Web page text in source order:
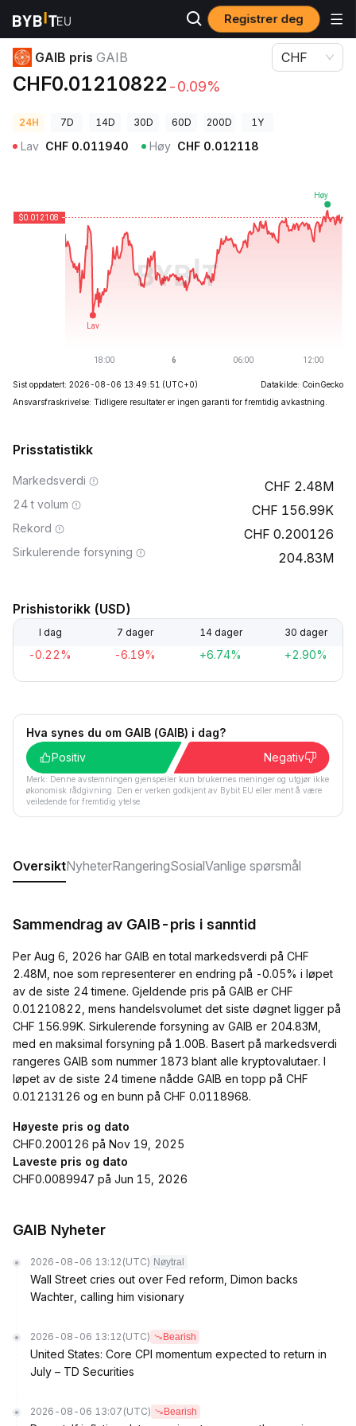
Registrer deg
Kryptopriser
GAIB pris GAIB
CHF0.01210822 -0.09%
CHF
24H 7D 14D 30D 60D 200D 1Y
Lav CHF 0.011940 Høy CHF 0.012118
Sist oppdatert: 2026-08-06 13:49:51 (UTC+0)
Datakilde: CoinGecko
Ansvarsfraskrivelse: Tidligere resultater er ingen garanti for fremtidig avkastning.
Prisstatistikk
Markedsverdi 2.48M
24 t volum 156.99K
Rekord 0.200126
Sirkulerende forsyning 204.83M
Prishistorikk (USD)
I dag 7 dager 14 dager 30 dager
-0.22% -6.19% +6.74% +2.90%
Hva synes du om GAIB (GAIB) i dag?
Positiv
Negativ
Merk: Denne avstemningen gjenspeiler kun brukernes meninger og utgjør ikke
økonomisk rådgivning. Den er verken godkjent av Bybit EU eller ment å være
veiledende for fremtidig ytelse.
OversiktNyheterRangeringSosialVanlige spørsmål
Sammendrag av GAIB-pris i sanntid
Per Aug 6, 2026 har GAIB en total markedsverdi på CHF
2.48M, noe som representerer en endring på -0.05% i løpet
av de siste 24 timene. Gjeldende pris på GAIB er CHF
0.01210822, mens handelsvolumet det siste døgnet ligger på
CHF 156.99K. Sirkulerende forsyning av GAIB er 204.83M,
med en maksimal forsyning på 1.00B. Basert på markedsverdi
rangeres GAIB som nummer 1873 blant alle kryptovalutaer. I
løpet av de siste 24 timene nådde GAIB en topp på CHF
0.01213126 og en bunn på CHF 0.0118968.
Høyeste pris og dato
CHF0.200126 på Nov 19, 2025
Laveste pris og dato
CHF0.0089947 på Jun 15, 2026
GAIB Nyheter
2026-08-06 13:12 (UTC) Nøytral
Wall Street cries out over Fed reform, Dimon backs
Wachter, calling him visionary
2026-08-06 13:12 (UTC) Bearish
United States: Core CPI momentum expected to return in
July – TD Securities
2026-08-06 13:07 (UTC) Bearish